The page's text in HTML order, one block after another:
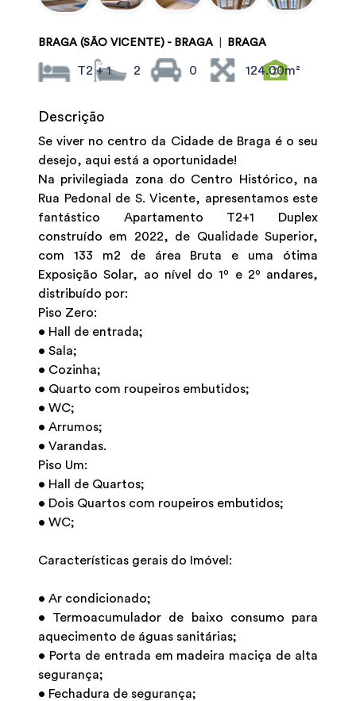
BRAGA (SÃO VICENTE) - BRAGA BRAGA
T2 + 1 2 0 124.00m²
Descrição
Se viver no centro da Cidade de Braga é o seu
desejo, aqui está a oportunidade!
Na privilegiada zona do Centro Histórico, na
Rua Pedonal de S. Vicente, apresentamos este
fantástico Apartamento T2+1 Duplex
construído em 2022, de Qualidade Superior,
com 133 m2 de área Bruta e uma ótima
Exposição Solar, ao nível do 1º e 2º andares,
distribuído por:
Piso Zero:
• Hall de entrada;
• Sala;
• Cozinha;
• Quarto com roupeiros embutidos;
• WC;
• Arrumos;
• Varandas.
Piso Um:
• Hall de Quartos;
• Dois Quartos com roupeiros embutidos;
• WC;
Características gerais do Imóvel:
• Ar condicionado;
• Termoacumulador de baixo consumo para
aquecimento de águas sanitárias;
• Porta de entrada em madeira maciça de alta
segurança;
• Fechadura de segurança;